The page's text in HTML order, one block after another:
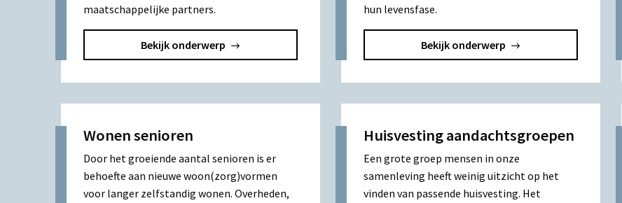
maatschappelijke partners.
Bekijk onderwerp
hun levensfase.
Bekijk onderwerp
Wonen senioren
Door het groeiende aantal senioren is er
behoefte aan nieuwe woon(zorg)vormen
voor langer zelfstandig wonen. Overheden,
Huisvesting aandachtsgroepen
Een grote groep mensen in onze
samenleving heeft weinig uitzicht op het
vinden van passende huisvesting. Het